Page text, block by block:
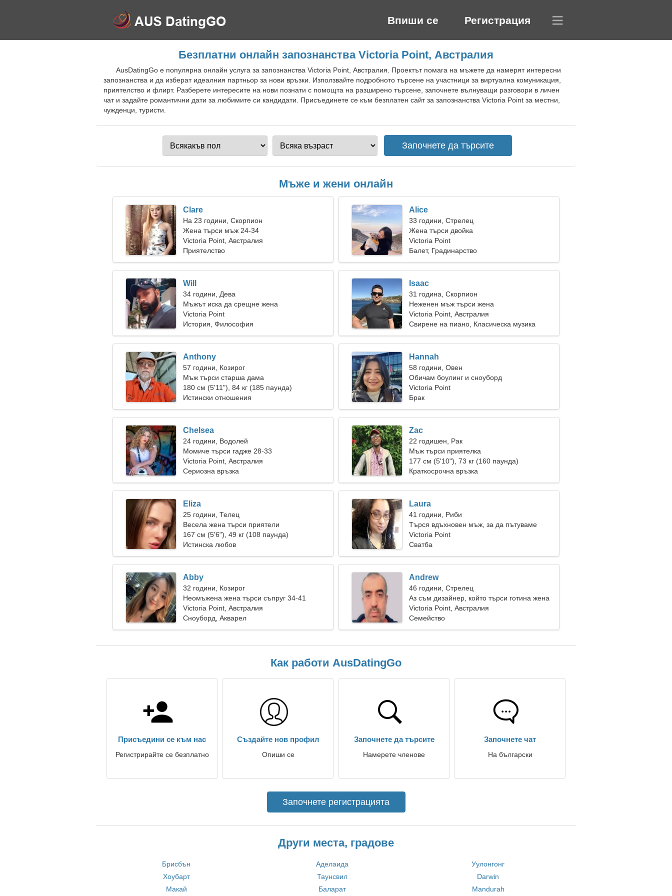
Впиши се Регистрация
Безплатни онлайн запознанства Victoria Point, Австралия
AusDatingGo е популярна онлайн услуга за запознанства Victoria Point, Австралия. Проектът помага на мъжете да намерят интересни
запознанства и да изберат идеалния партньор за нови връзки. Използвайте подробното търсене на участници за виртуална комуникация,
приятелство и флирт. Разберете интересите на нови познати с помощта на разширено търсене, започнете вълнуващи разговори в личен
чат и задайте романтични дати за любимите си кандидати. Присъединете се към безплатен сайт за запознанства Victoria Point за местни,
чужденци, туристи.
Мъже и жени онлайн
Clare
На 23 години, Скорпион
Жена търси мъж 24-34
Victoria Point, Австралия
Приятелство
Alice
33 години, Стрелец
Жена търси двойка
Victoria Point
Балет, Градинарство
Will
34 години, Дева
Мъжът иска да срещне жена
Victoria Point
История, Философия
Isaac
31 година, Скорпион
Неженен мъж търси жена
Victoria Point, Австралия
Свирене на пиано, Класическа музика
Anthony
57 години, Козирог
Мъж търси старша дама
180 см (5'11"), 84 кг (185 паунда)
Истински отношения
Hannah
58 години, Овен
Обичам боулинг и сноуборд
Victoria Point
Брак
Chelsea
24 години, Водолей
Момиче търси гадже 28-33
Victoria Point, Австралия
Сериозна връзка
Zac
22 годишен, Рак
Мъж търси приятелка
177 см (5'10"), 73 кг (160 паунда)
Краткосрочна връзка
Eliza
25 години, Телец
Весела жена търси приятели
167 см (5'6"), 49 кг (108 паунда)
Истинска любов
Laura
41 години, Риби
Търся вдъхновен мъж, за да пътуваме
заедно
Victoria Point
Сватба
Abby
32 години, Козирог
Неомъжена жена търси съпруг 34-41
Victoria Point, Австралия
Сноуборд, Акварел
Andrew
46 години, Стрелец
Аз съм дизайнер, който търси готина жена
Victoria Point, Австралия
Семейство
Как работи AusDatingGo
Присъедини се към нас
Регистрирайте се безплатно
Създайте нов профил
Опиши се
Започнете да търсите
Намерете членове
Започнете чат
На български
Започнете регистрацията
Други места, градове
Брисбън Аделаида
Уулонгонг
Хоубарт
Таунсвил
Darwin
Макай
Баларат Mandurah